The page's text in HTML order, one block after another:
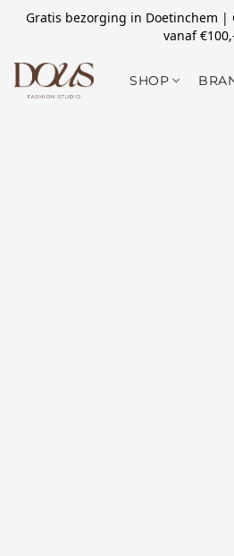
Gratis bezorging in Doetinchem |
vanaf
SHOP